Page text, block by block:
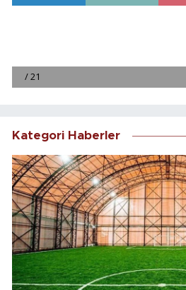
Kategori Haberler